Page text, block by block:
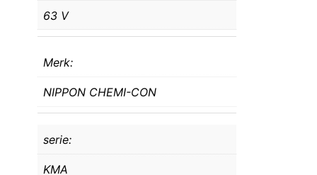
63 V
Merk:
NIPPON CHEMI-CON
serie:
KMA